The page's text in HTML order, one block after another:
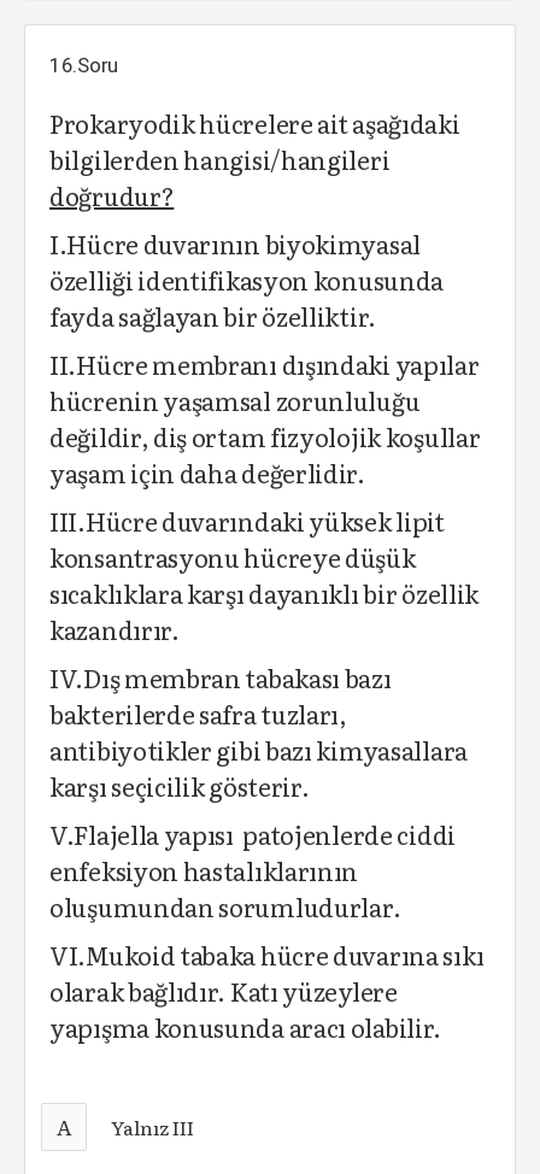
16.Soru
Prokaryodik hücrelere ait aşağıdaki
bilgilerden hangisi/hangileri
doğrudur?
I.Hücre duvarının biyokimyasal
özelliği identifikasyon konusunda
fayda sağlayan bir özelliktir.
II.Hücre membranı dışındaki yapılar
hücrenin yaşamsal zorunluluğu
değildir, diş ortam fizyolojik koşullar
yaşam için daha değerlidir.
III.Hücre duvarındaki yüksek lipit
konsantrasyonu hücreye düşük
sıcaklıklara karşı dayanıklı bir özellik
kazandırır.
IV.Dış membran tabakası bazı
bakterilerde safra tuzları,
antibiyotikler gibi bazı kimyasallara
karşı seçicilik gösterir.
V.Flajella yapısı patojenlerde ciddi
enfeksiyon hastalıklarının
oluşumundan sorumludurlar.
VI.Mukoid tabaka hücre duvarına sıkı
olarak bağlıdır. Katı yüzeylere
yapışma konusunda aracı olabilir.
A Yalnız III